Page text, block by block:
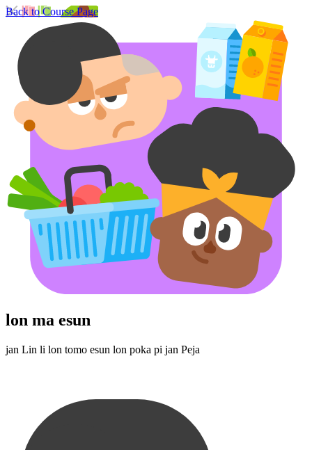
Back to Course Page
lon ma esun
jan Lin li lon tomo esun lon poka pi jan Peja